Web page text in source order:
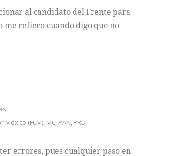
al candidato del Frente para
me refiero cuando digo que no
México (FCM), MC, PAN, PRD
errores, pues cualquier paso en